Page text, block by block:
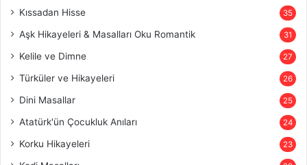
Kıssadan Hisse 35
Aşk Hikayeleri & Masalları Oku Romantik 31
Kelile ve Dimne 27
Türküler ve Hikayeleri 26
Dini Masallar 25
Atatürk'ün Çocukluk Anıları 24
Korku Hikayeleri 23